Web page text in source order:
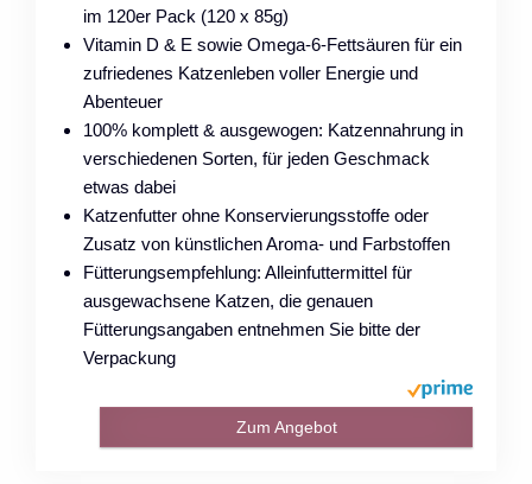
im 120er Pack (120 x 85g)
Vitamin D & E sowie Omega-6-Fettsäuren für ein
zufriedenes Katzenleben voller Energie und
Abenteuer
100% komplett & ausgewogen: Katzennahrung in
verschiedenen Sorten, für jeden Geschmack
etwas dabei
Katzenfutter ohne Konservierungsstoffe oder
Zusatz von künstlichen Aroma- und Farbstoffen
Fütterungsempfehlung: Alleinfuttermittel für
ausgewachsene Katzen, die genauen
Fütterungsangaben entnehmen Sie bitte der
Verpackung
Zum Angebot